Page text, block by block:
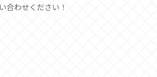
合わせください！